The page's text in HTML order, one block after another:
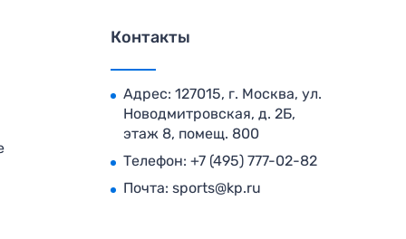
Контакты
Адрес: 127015, г. Москва, ул.
Новодмитровская, д. 2Б,
этаж 8, помещ. 800
Телефон: +7 (495) 777-02-82
Почта: sports@kp.ru